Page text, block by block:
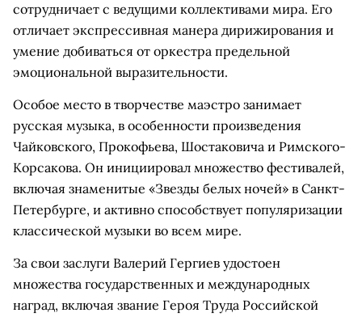
сотрудничает с ведущими коллективами мира. Его
отличает экспрессивная манера дирижирования и
умение добиваться от оркестра предельной
эмоциональной выразительности.
Особое место в творчестве маэстро занимает
русская музыка, в особенности произведения
Чайковского, Прокофьева, Шостаковича и Римского-
Корсакова. Он инициировал множество фестивалей,
включая знаменитые «Звезды белых ночей» в Санкт-
Петербурге, и активно способствует популяризации
классической музыки во всем мире.
За свои заслуги Валерий Гергиев удостоен
множества государственных и международных
наград, включая звание Героя Труда Российской